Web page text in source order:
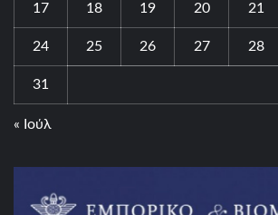
17 18 19 20 21
24 25 26 27 28
31
« Ιούλ